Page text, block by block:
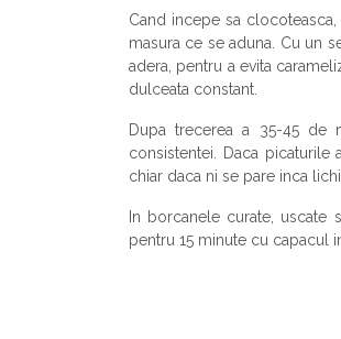
Cand incepe sa
masura ce se aduna. Cu un
adera, pentru a evita
dulceata constant.
Dupa trecerea a 35-45 de
consistentei. Daca
chiar daca ni se pare inca
In borcanele curate, uscate
pentru 15 minute cu capacul